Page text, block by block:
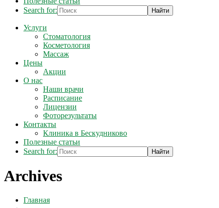
Search for:
Услуги
Стоматология
Косметология
Массаж
Цены
Акции
О нас
Наши врачи
Расписание
Лицензии
Фоторезультаты
Контакты
Клиника в Бескудниково
Полезные статьи
Search for:
Archives
Главная